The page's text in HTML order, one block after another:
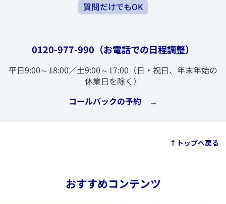
0120-977-990 （お電話での日程調整）
​平日9:00～18:00／土9:00～17:00（日・祝日、年末年始の
休業日を除く）
​コールバックの予約 →
​↑トップへ戻る
おすすめコンテンツ